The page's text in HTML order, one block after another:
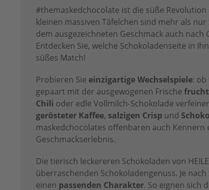
#themaskedchocolate ist die süße Revolution
kleinen massiven Täfelchen sind mehr als
dem ausgezeichneten Geschmack auch
Entdecken Sie, welche Schokoladenseite in
süßes Match!
Probieren Sie einzigartige Wechselspiele:
gepaart mit der ausgewogenen Frische
Chili oder edle Vollmilch-Schokolade
gerösteter Kaffee, salzigen Crisp und
maskedchocolates offenbaren auch Kennern
Geschmackserlebnis.
Die tierisch leckereren Schokoladen von
überraschenden Schokoladengenuss. Je
einen passenden Charakter. So eignen sich